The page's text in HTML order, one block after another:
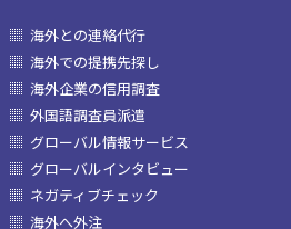
海外との連絡代行
海外での提携先探し
海外企業の信用調査
外国語調査員派遣
グローバル情報サービス
グローバルインタビュー
ネガティブチェック
海外へ外注